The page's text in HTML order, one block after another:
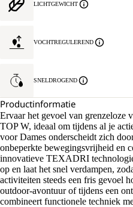
LICHTGEWICHT
VOCHTREGULEREND
SNELDROGEND
Productinformatie
Ervaar het gevoel van
TOP W, ideaal om tijdens al je
voor Dames onderscheidt zich
onbeperkte bewegingsvrijheid en
innovatieve TEXADRI
op en laat het snel verdampen,
activiteiten steeds een fris gevoel
outdoor-avontuur of tijdens een
combineert functionele techniek